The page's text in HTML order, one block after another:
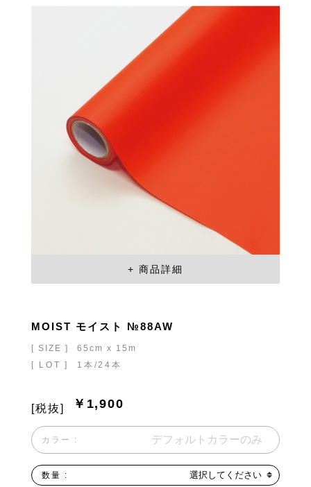
MOIST モイスト №88AW
[ SIZE ]
65cm x 15m
[ LOT ]
1本/24本
￥1,900
[税抜]
カラー :
数量 : 選択してください